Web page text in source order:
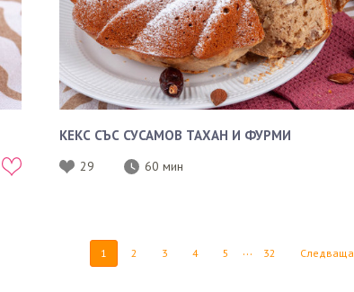
КЕКС СЪС СУСАМОВ ТАХАН И ФУРМИ
29 60 мин
1 2 3 4 5 ... 32 Следваща